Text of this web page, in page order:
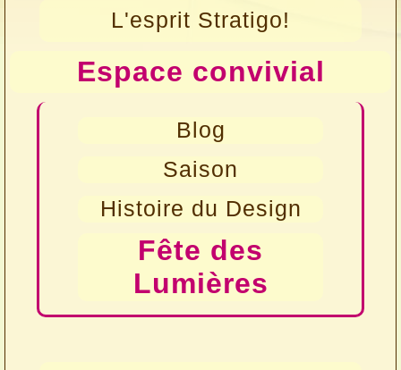
L'esprit Stratigo!
Espace convivial
Blog
Saison
Histoire du Design
Fête des
Lumières